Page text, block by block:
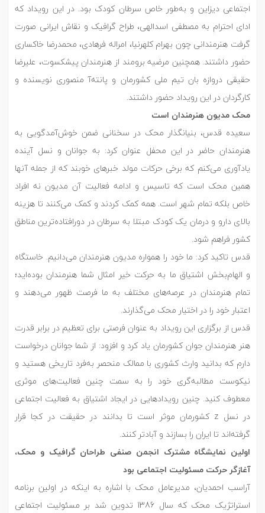
‌اجتماعی دیزاین و به‌طور خاص سرطان کودک بود. در این رویداد که
ادای احترام به مصطفی اسدالهی، طراح گرافیک و نقاش ایرانی صورت
گرفت هنرمندانی چون بهرام کلهرنیا، امراله فرهادی، محمدرضا خاکساری
حضور داشتند. همچنین مرضیه برومند از هنرمندان پیشکسوت، علیرضا
حقیقی دروازه بان تیم ملی کشورمان و پانته‌آ منصوری نویسنده و
کارگردان در این رویداد حضور داشتند.
محک مدیون هنرمندان است
سعیده قدس، بنیانگذار محک در سخنانی ضمن خوش‌آمدگویی به
هنرمندان حاضر در این محفل عنوان کرد: به جوانان و نسل آینده
یادآوری می‌کنم که برخی حرکات مولد خبرهای خوبند که از جمله آنها
همین محک است که تاسیس و ادامه فعالیت آن مدیون نه افراد
خاص بلکه تمام شهر است. همه کمک کردند و کمک می‌کنند تا هزینه
بالای دارو و درمان یک کودک مبتلا به سرطان در دورافتاده‌ترین مناطق
کشور فراهم شود.
قدس تاکید کرد: ما خود را همواره مدیون هنرمندان می‌دانیم. خاستگاه
و الهام‌بخش اشتیاق ما به حرکت خیر امثال شما هنرمندان بوده‌اید؛
تمام هنرمندان در عرصه‌های مختلف به ما فرصت ظهور می‌دهند و
اعتبار خود را در اختیار محک می‌گذارند.
قدس از برگزاری این رویداد به عنوان فرصتی برای تعظیم در برابر قدرت
هنر هنرمندان جوان کشورمان یاد کرد و افزود: از شما جوانان درخواست
دارم که بدانید وارث کشوری با ممالک منحصر به‌فرد تاریخی هستید و
نیکوست مطالبه‌گری خود را به سمت چنین فعالیت‌های موثری
معطوف کنید. چنین رویدادهایی در ایجاد اشتیاق به فعالیت اجتماعی
در نسل z کشورمان موثر است تا بدانند در حقیقت در کجا قرار
گرفته‌اند تا ایران را بسازند و آبادتر کنند.
اولین نمایشگاه مشترک انجمن صنفی طراحان گرافیک و محک،
آغازگر حرکت مسئولیت اجتماعی بود
آراسب احمدیان، مدیرعامل محک با اشاره به اینکه در اولین برنامه
استراتژیک محک که سال 1386 تدوین شد بر مسئولیت اجتماعی